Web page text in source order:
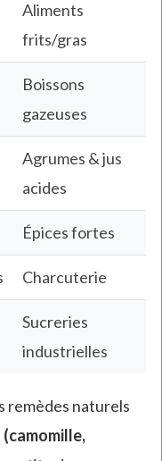
Aliments
frits/gras
Boissons
gazeuses
Agrumes & jus
acides
Épices fortes
Charcuterie
Sucreries
industrielles
remèdes naturels